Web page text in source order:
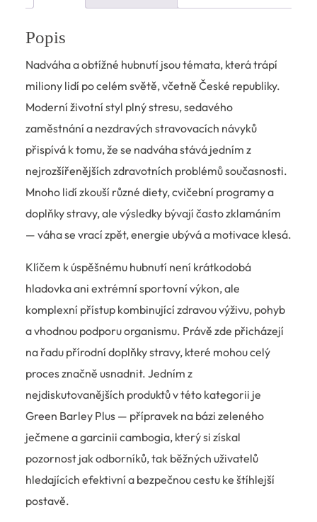
Popis
Nadváha a obtížné hubnutí jsou témata, která trápí
miliony lidí po celém světě, včetně České republiky.
Moderní životní styl plný stresu, sedavého
zaměstnání a nezdravých stravovacích návyků
přispívá k tomu, že se nadváha stává jedním z
nejrozšířenějších zdravotních problémů současnosti.
Mnoho lidí zkouší různé diety, cvičební programy a
doplňky stravy, ale výsledky bývají často zklamáním
— váha se vrací zpět, energie ubývá a motivace klesá.
Klíčem k úspěšnému hubnutí není krátkodobá
hladovka ani extrémní sportovní výkon, ale
komplexní přístup kombinující zdravou výživu, pohyb
a vhodnou podporu organismu. Právě zde přicházejí
na řadu přírodní doplňky stravy, které mohou celý
proces značně usnadnit. Jedním z
nejdiskutovanějších produktů v této kategorii je
Green Barley Plus — přípravek na bázi zeleného
ječmene a garcinii cambogia, který si získal
pozornost jak odborníků, tak běžných uživatelů
hledajících efektivní a bezpečnou cestu ke štíhlejší
postavě.